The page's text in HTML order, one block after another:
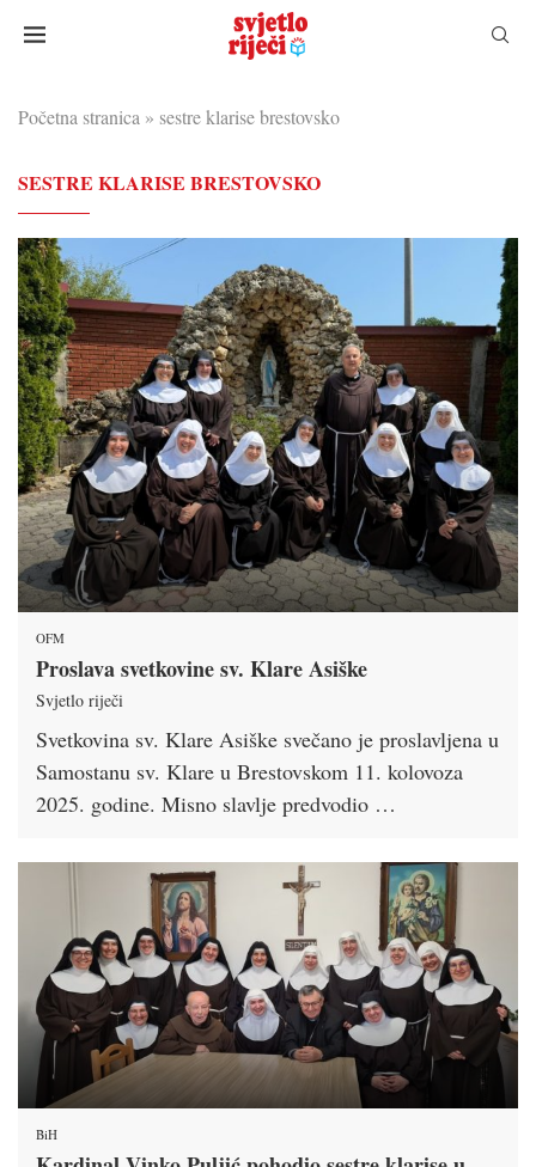
Početna stranica » sestre klarise brestovsko
SESTRE KLARISE BRESTOVSKO
OFM
Proslava svetkovine sv. Klare Asiške
Svjetlo riječi
Svetkovina sv. Klare Asiške svečano je proslavljena u
Samostanu sv. Klare u Brestovskom 11. kolovoza
2025. godine. Misno slavlje predvodio …
BiH